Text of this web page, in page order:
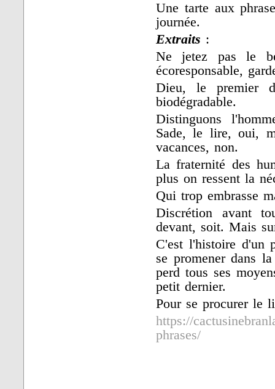
Une tarte aux
journée.
Extraits :
Ne jetez pas le
écoresponsable,
Dieu, le premier
biodégradable.
Distinguons
Sade, le lire, oui,
vacances, non.
La fraternité des
plus on ressent la
Qui trop embrasse
Discrétion avant
devant, soit. Mais
C'est l'histoire d'un
se promener dans
perd tous ses
petit dernier.
Pour se procurer le
https://
phrases/